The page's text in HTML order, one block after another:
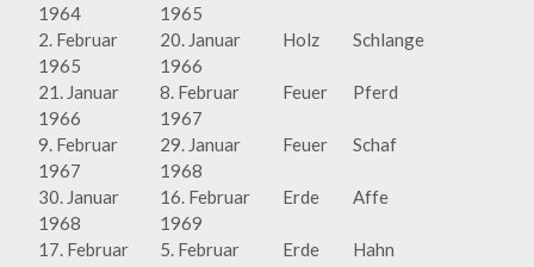
1964
1965
2. Februar
1965
20. Januar
1966
Holz Schlange
21. Januar
1966
8. Februar
1967
Feuer Pferd
9. Februar
1967
29. Januar
1968
Feuer Schaf
30. Januar
1968
16. Februar
1969
Erde Affe
17. Februar
5. Februar
Erde Hahn